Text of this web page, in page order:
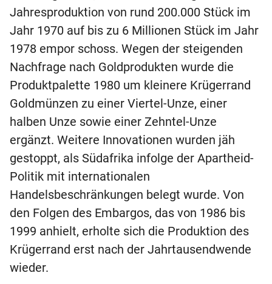
Jahresproduktion von rund 200.000 Stück im
Jahr 1970 auf bis zu 6 Millionen Stück im Jahr
1978 empor schoss. Wegen der steigenden
Nachfrage nach Goldprodukten wurde die
Produktpalette 1980 um kleinere Krügerrand
Goldmünzen zu einer Viertel-Unze, einer
halben Unze sowie einer Zehntel-Unze
ergänzt. Weitere Innovationen wurden jäh
gestoppt, als Südafrika infolge der Apartheid-
Politik mit internationalen
Handelsbeschränkungen belegt wurde. Von
den Folgen des Embargos, das von 1986 bis
1999 anhielt, erholte sich die Produktion des
Krügerrand erst nach der Jahrtausendwende
wieder.